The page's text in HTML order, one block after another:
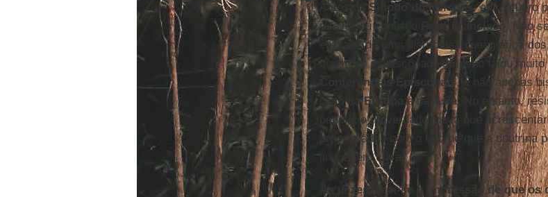
Antes doSínodo dos Bispos , em outubro
a favor ou contra o
Papa Francisco. Não
em falar de uma distribuição geográfica
questões o episcopado africano falou
Conferências Episcopais, e não apenas
caso daEuropa e da Ásia. No entanto,
benefício da verdade, deva que
preocupados com o fato de que a doutrina
linguagem clara.
Às vezes, tem-se a impressão de que